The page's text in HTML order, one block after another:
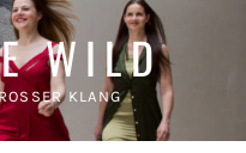
WILD
KLANG